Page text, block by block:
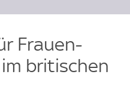
Frauen-
britischen